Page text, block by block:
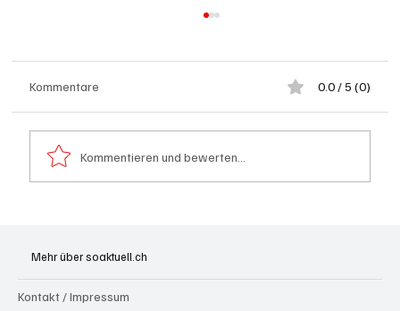
Kommentare 0.0 / 5 (0)
Kommentieren und bewerten...
Mehr über soaktuell.ch
Kontakt / Impressum